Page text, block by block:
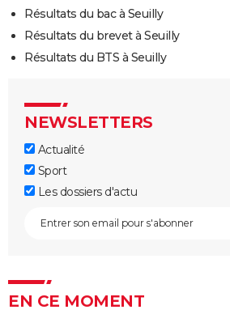
Résultats du bac à Seuilly
Résultats du brevet à Seuilly
Résultats du BTS à Seuilly
NEWSLETTERS
Actualité
Sport
Les dossiers d'actu
EN CE MOMENT